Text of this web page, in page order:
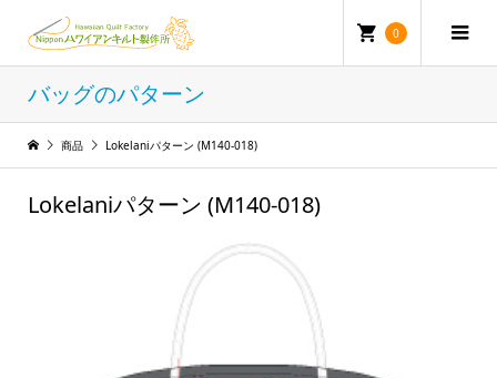
0
バッグのパターン
商品 Lokelaniパターン (M140-018)
Lokelaniパターン (M140-018)